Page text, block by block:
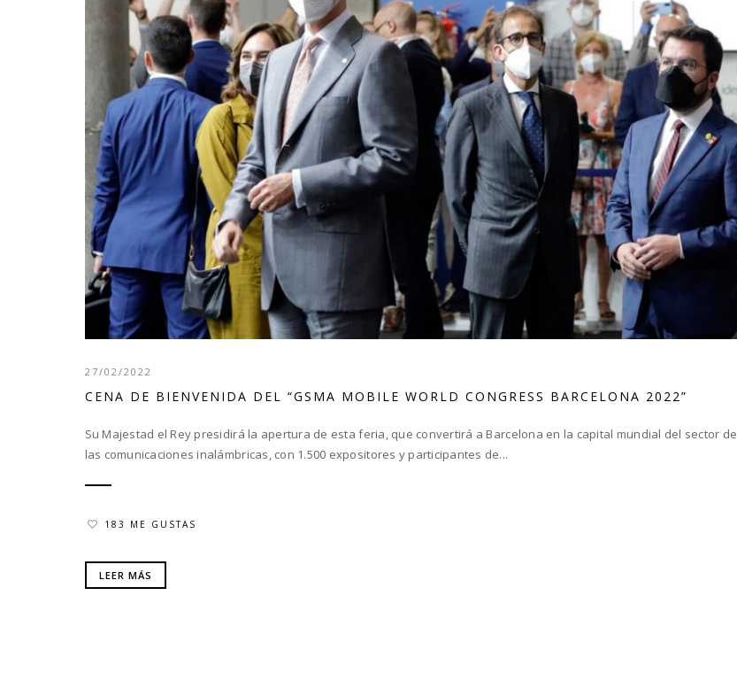
27/02/2022
CENA DE BIENVENIDA DEL “GSMA MOBILE WORLD CONGRESS BARCELONA 2022”
Su Majestad el Rey presidirá la apertura de esta feria, que convertirá a Barcelona en la capital mundial del sector de
las comunicaciones inalámbricas, con 1.500 expositores y participantes de...
183 ME GUSTAS
LEER MÁS